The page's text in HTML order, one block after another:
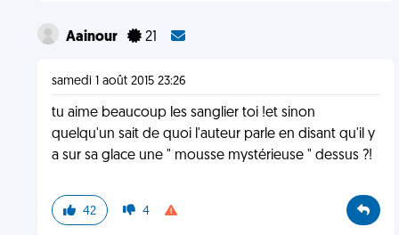
Aainour 21
samedi 1 août 2015 23:26
tu aime beaucoup les sanglier toi !et sinon
quelqu'un sait de quoi l'auteur parle en disant qu'il y
a sur sa glace une " mousse mystérieuse " dessus ?!
42 4